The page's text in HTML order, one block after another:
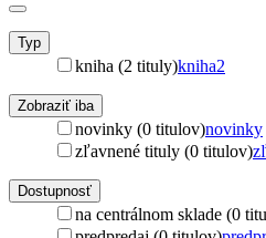
Typ
kniha (2 tituly)kniha2
Zobraziť iba
novinky (0 titulov)novinky
zľavnené tituly (0 titulov)
Dostupnosť
na centrálnom sklade (0